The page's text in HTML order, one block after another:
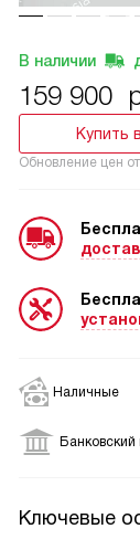
В наличии
159 900
Купить
Обновление цен от
Наличные
Ключевые